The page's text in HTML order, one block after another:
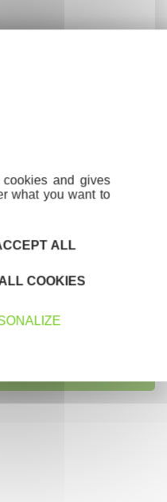
en
and gives
what you want to
ALL
COOKIES